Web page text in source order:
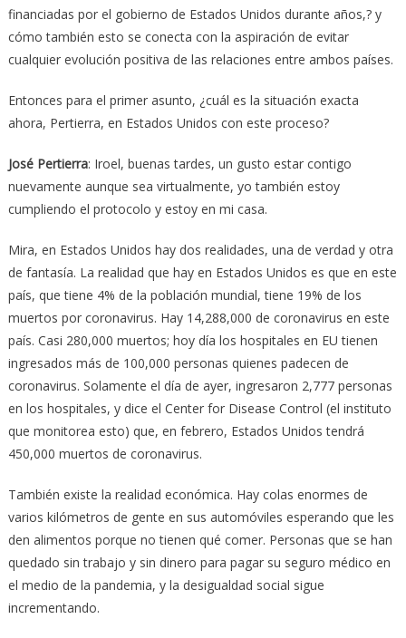
financiadas por el gobierno de Estados Unidos durante años,? y
cómo también esto se conecta con la aspiración de evitar
cualquier evolución positiva de las relaciones entre ambos países.
Entonces para el primer asunto, ¿cuál es la situación exacta
ahora, Pertierra, en Estados Unidos con este proceso?
José Pertierra: Iroel, buenas tardes, un gusto estar contigo
nuevamente aunque sea virtualmente, yo también estoy
cumpliendo el protocolo y estoy en mi casa.
Mira, en Estados Unidos hay dos realidades, una de verdad y otra
de fantasía. La realidad que hay en Estados Unidos es que en este
país, que tiene 4% de la población mundial, tiene 19% de los
muertos por coronavirus. Hay 14,288,000 de coronavirus en este
país. Casi 280,000 muertos; hoy día los hospitales en EU tienen
ingresados más de 100,000 personas quienes padecen de
coronavirus. Solamente el día de ayer, ingresaron 2,777 personas
en los hospitales, y dice el Center for Disease Control (el instituto
que monitorea esto) que, en febrero, Estados Unidos tendrá
450,000 muertos de coronavirus.
También existe la realidad económica. Hay colas enormes de
varios kilómetros de gente en sus automóviles esperando que les
den alimentos porque no tienen qué comer. Personas que se han
quedado sin trabajo y sin dinero para pagar su seguro médico en
el medio de la pandemia, y la desigualdad social sigue
incrementando.